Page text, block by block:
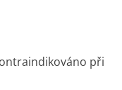
při